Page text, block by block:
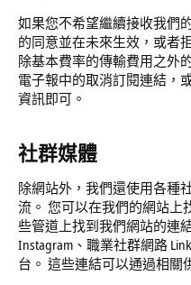
如果您不希望繼續接收我們
的同意並在未來生效，或者
除基本費率的傳輸費用之外
電子報中的取消訂閱連結，
資訊即可。
社群媒體
除網站外，我們還使用各種
流。 您可以在我們的網站上
些管道上找到我們網站的連
Instagram、職業社群網路
台。 這些連結可以通過相關